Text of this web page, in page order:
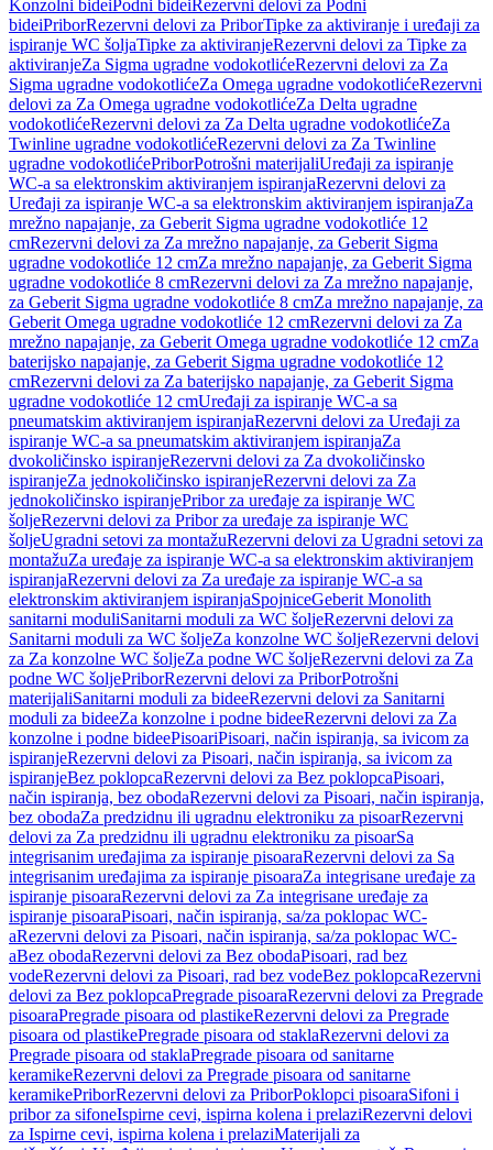
Konzolni bideiPodni bideiRezervni delovi za Podni
bideiPriborRezervni delovi za PriborTipke za aktiviranje i uređaji za
ispiranje WC šoljaTipke za aktiviranjeRezervni delovi za Tipke za
aktiviranjeZa Sigma ugradne vodokotlićeRezervni delovi za Za
Sigma ugradne vodokotlićeZa Omega ugradne vodokotlićeRezervni
delovi za Za Omega ugradne vodokotlićeZa Delta ugradne
vodokotlićeRezervni delovi za Za Delta ugradne vodokotlićeZa
Twinline ugradne vodokotlićeRezervni delovi za Za Twinline
ugradne vodokotlićePriborPotrošni materijaliUređaji za ispiranje
WC-a sa elektronskim aktiviranjem ispiranjaRezervni delovi za
Uređaji za ispiranje WC-a sa elektronskim aktiviranjem ispiranjaZa
mrežno napajanje, za Geberit Sigma ugradne vodokotliće 12
cmRezervni delovi za Za mrežno napajanje, za Geberit Sigma
ugradne vodokotliće 12 cmZa mrežno napajanje, za Geberit Sigma
ugradne vodokotliće 8 cmRezervni delovi za Za mrežno napajanje,
za Geberit Sigma ugradne vodokotliće 8 cmZa mrežno napajanje, za
Geberit Omega ugradne vodokotliće 12 cmRezervni delovi za Za
mrežno napajanje, za Geberit Omega ugradne vodokotliće 12 cmZa
baterijsko napajanje, za Geberit Sigma ugradne vodokotliće 12
cmRezervni delovi za Za baterijsko napajanje, za Geberit Sigma
ugradne vodokotliće 12 cmUređaji za ispiranje WC-a sa
pneumatskim aktiviranjem ispiranjaRezervni delovi za Uređaji za
ispiranje WC-a sa pneumatskim aktiviranjem ispiranjaZa
dvokoličinsko ispiranjeRezervni delovi za Za dvokoličinsko
ispiranjeZa jednokoličinsko ispiranjeRezervni delovi za Za
jednokoličinsko ispiranjePribor za uređaje za ispiranje WC
šoljeRezervni delovi za Pribor za uređaje za ispiranje WC
šoljeUgradni setovi za montažuRezervni delovi za Ugradni setovi za
montažuZa uređaje za ispiranje WC-a sa elektronskim aktiviranjem
ispiranjaRezervni delovi za Za uređaje za ispiranje WC-a sa
elektronskim aktiviranjem ispiranjaSpojniceGeberit Monolith
sanitarni moduliSanitarni moduli za WC šoljeRezervni delovi za
Sanitarni moduli za WC šoljeZa konzolne WC šoljeRezervni delovi
za Za konzolne WC šoljeZa podne WC šoljeRezervni delovi za Za
podne WC šoljePriborRezervni delovi za PriborPotrošni
materijaliSanitarni moduli za bideeRezervni delovi za Sanitarni
moduli za bideeZa konzolne i podne bideeRezervni delovi za Za
konzolne i podne bideePisoariPisoari, način ispiranja, sa ivicom za
ispiranjeRezervni delovi za Pisoari, način ispiranja, sa ivicom za
ispiranjeBez poklopcaRezervni delovi za Bez poklopcaPisoari,
način ispiranja, bez obodaRezervni delovi za Pisoari, način ispiranja,
bez obodaZa predzidnu ili ugradnu elektroniku za pisoarRezervni
delovi za Za predzidnu ili ugradnu elektroniku za pisoarSa
integrisanim uređajima za ispiranje pisoaraRezervni delovi za Sa
integrisanim uređajima za ispiranje pisoaraZa integrisane uređaje za
ispiranje pisoaraRezervni delovi za Za integrisane uređaje za
ispiranje pisoaraPisoari, način ispiranja, sa/za poklopac WC-
aRezervni delovi za Pisoari, način ispiranja, sa/za poklopac WC-
aBez obodaRezervni delovi za Bez obodaPisoari, rad bez
vodeRezervni delovi za Pisoari, rad bez vodeBez poklopcaRezervni
delovi za Bez poklopcaPregrade pisoaraRezervni delovi za Pregrade
pisoaraPregrade pisoara od plastikeRezervni delovi za Pregrade
pisoara od plastikePregrade pisoara od staklaRezervni delovi za
Pregrade pisoara od staklaPregrade pisoara od sanitarne
keramikeRezervni delovi za Pregrade pisoara od sanitarne
keramikePriborRezervni delovi za PriborPoklopci pisoaraSifoni i
pribor za sifoneIspirne cevi, ispirna kolena i prelaziRezervni delovi
za Ispirne cevi, ispirna kolena i prelaziMaterijali za